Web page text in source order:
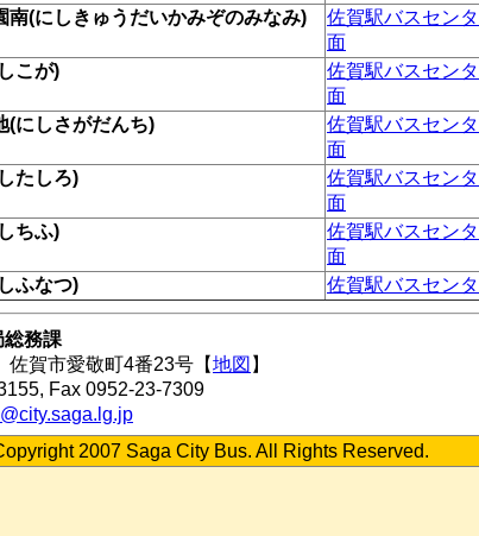
南(にしきゅうだいかみぞのみなみ)
佐賀駅バスセン
面
こが)
佐賀駅バスセン
面
(にしさがだんち)
佐賀駅バスセン
面
たしろ)
佐賀駅バスセン
面
ちふ)
佐賀駅バスセン
面
ふなつ) 佐賀駅バスセン
総務課
賀市愛敬町4番23号【地図 】
Fax 0952-23-7309
2007 Saga City Bus. All Rights Reserved.